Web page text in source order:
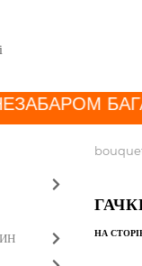
НА